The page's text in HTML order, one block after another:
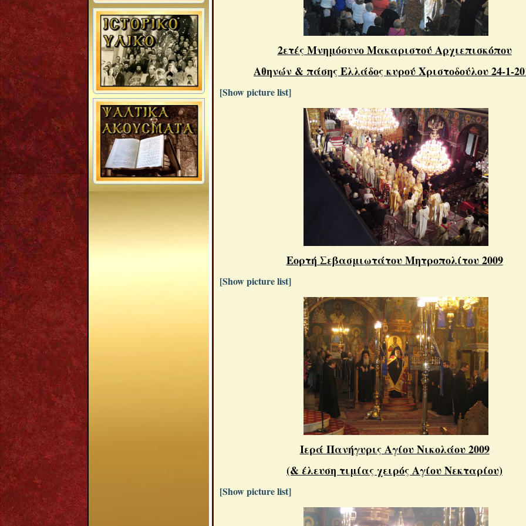
2ετές Μνημόσυνο Μακαριστού Αρχιεπισκόπου
Αθηνών & πάσης Ελλάδος κυρού Χριστοδούλου 24-1-
[Show picture list]
Εορτή Σεβασμιωτάτου Μητροπολίτου 2009
[Show picture list]
Ιερά Πανήγυρις Αγίου Νικολάου 2009
(& έλευση τιμίας χειρός Αγίου Νεκταρίου)
[Show picture list]